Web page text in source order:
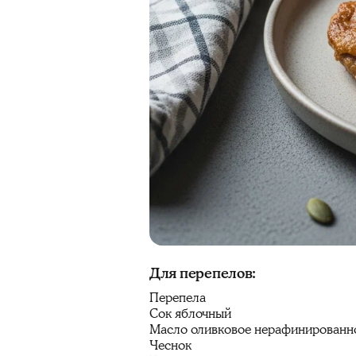
Для перепелов:
Перепела
Сок яблочный
Масло оливковое
Чеснок